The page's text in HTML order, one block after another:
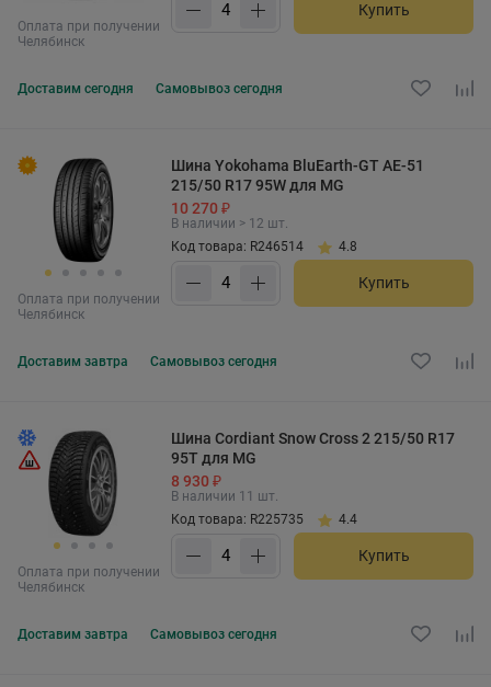
Оплата при получении
Челябинск
Купить
Доставим сегодня Самовывоз сегодня
Оплата при получении
Челябинск
Шина Yokohama BluEarth-GT AE-51
215/50 R17 95W для MG
10 270 ₽
В наличии > 12 шт.
Код товара: R246514
4.8
Купить
Доставим завтра Самовывоз сегодня
Оплата при получении
Челябинск
Шина Cordiant Snow Cross 2 215/50 R17
95T для MG
8 930 ₽
В наличии 11 шт.
Код товара: R225735
4.4
Купить
Доставим завтра Самовывоз сегодня